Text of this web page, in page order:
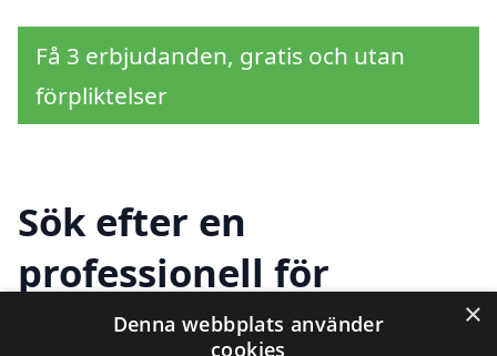
Få 3 erbjudanden, gratis och utan
förpliktelser
Sök efter en
professionell för
husbesiktning i andra
×
Denna webbplats använder
cookies